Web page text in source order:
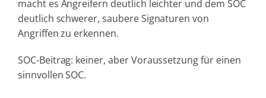
macht es Angreifern deutlich leichter und dem SOC
deutlich schwerer, saubere Signaturen von
Angriffen zu erkennen.
SOC-Beitrag: keiner, aber Voraussetzung für einen
sinnvollen SOC.